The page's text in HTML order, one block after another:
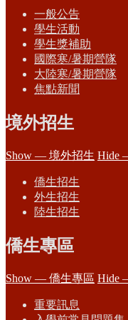
一般公告
學生活動
學生獎補助
國際寒/暑期營隊
大陸寒/暑期營隊
焦點新聞
境外招生
Show — 境外招生 Hide
僑生招生
外生招生
陸生招生
僑生專區
Show — 僑生專區 Hide
重要訊息